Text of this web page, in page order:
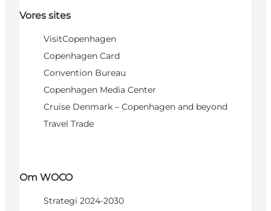
Vores sites
VisitCopenhagen
Copenhagen Card
Convention Bureau
Copenhagen Media Center
Cruise Denmark – Copenhagen and beyond
Travel Trade
Om WOCO
Strategi 2024-2030